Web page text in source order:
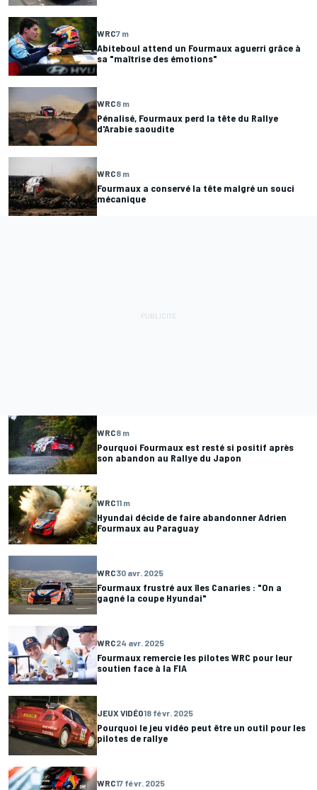
WRC7 m
Abiteboul attend un Fourmaux aguerri grâce à
sa "maîtrise des émotions"
WRC8 m
Pénalisé, Fourmaux perd la tête du Rallye
d'Arabie saoudite
WRC8 m
Fourmaux a conservé la tête malgré un souci
mécanique
WRC8 m
Pourquoi Fourmaux est resté si positif après
son abandon au Rallye du Japon
WRC11 m
Hyundai décide de faire abandonner Adrien
Fourmaux au Paraguay
WRC30 avr. 2025
Fourmaux frustré aux îles Canaries : "On a
gagné la coupe Hyundai"
WRC24 avr. 2025
Fourmaux remercie les pilotes WRC pour leur
soutien face à la FIA
JEUX VIDÉO18 févr. 2025
Pourquoi le jeu vidéo peut être un outil pour les
pilotes de rallye
WRC17 févr. 2025